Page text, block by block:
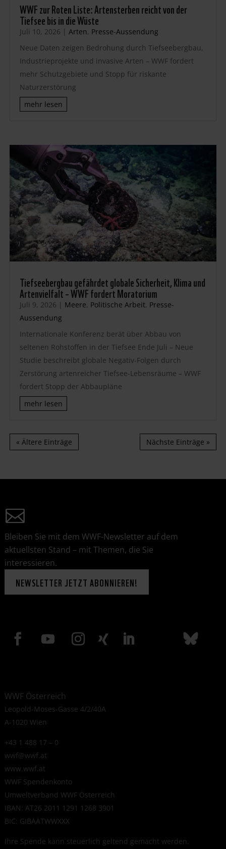
WWF zur Roten Liste: Artensterben reicht von der
Tiefsee bis in die Wüste
Juli 10, 2026 | Arten, Presse-Aussendung
Neue Daten zeigen Bedrohung durch Tiefseebergbau,
Industrieprojekte und invasive Arten – WWF fordert
mehr Schutzgebiete und Stopp für riskante
Naturzerstörung
mehr lesen
Tiefseebergbau gefährdet globale Sicherheit, Klima und
Artenvielfalt – WWF fordert Moratorium
Juli 9, 2026 | Meere, Politische Arbeit, Presse-
Aussendung
Internationale Konferenz berät über Abbau von
seltenen Rohstoffen in der Tiefsee Ende Juli – Neue
Studie beschreibt globale Negativ-Folgen durch
Zerstörung artenreicher Tiefsee-Lebensräume – WWF
fordert Stopp der Abbaupläne
mehr lesen
« Ältere Einträge Nächste Einträge »
Bleiben Sie mit dem WWF-Newsletter auf dem
aktuellsten Stand – mit Themen, die Sie
interessieren.
NEWSLETTER JETZT ABONNIEREN!
WWF Österreich
Leopold-Moses-Gasse 4/2/40A
A-1020 Wien
+43 1 488 17 – 0
wwf@wwf.at
www.wwf.at
WWF Spendenkonto
Umweltverband WWF Österreich
IBAN: AT26 2011 1291 1268 3901
BIC: GIBAATWWXXX
Ihre Spende kann steuerlich geltend gemacht werden.